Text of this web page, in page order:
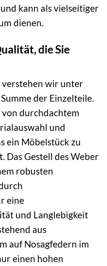
kann als vielseitiger
dienen.
die Sie
verstehen wir unter
der Einzelteile.
von durchdachtem
und
ein Möbelstück zu
Das Gestell des Weber
robusten
eine
und Langlebigkeit
aus
auf Nosagfedern im
einen hohen